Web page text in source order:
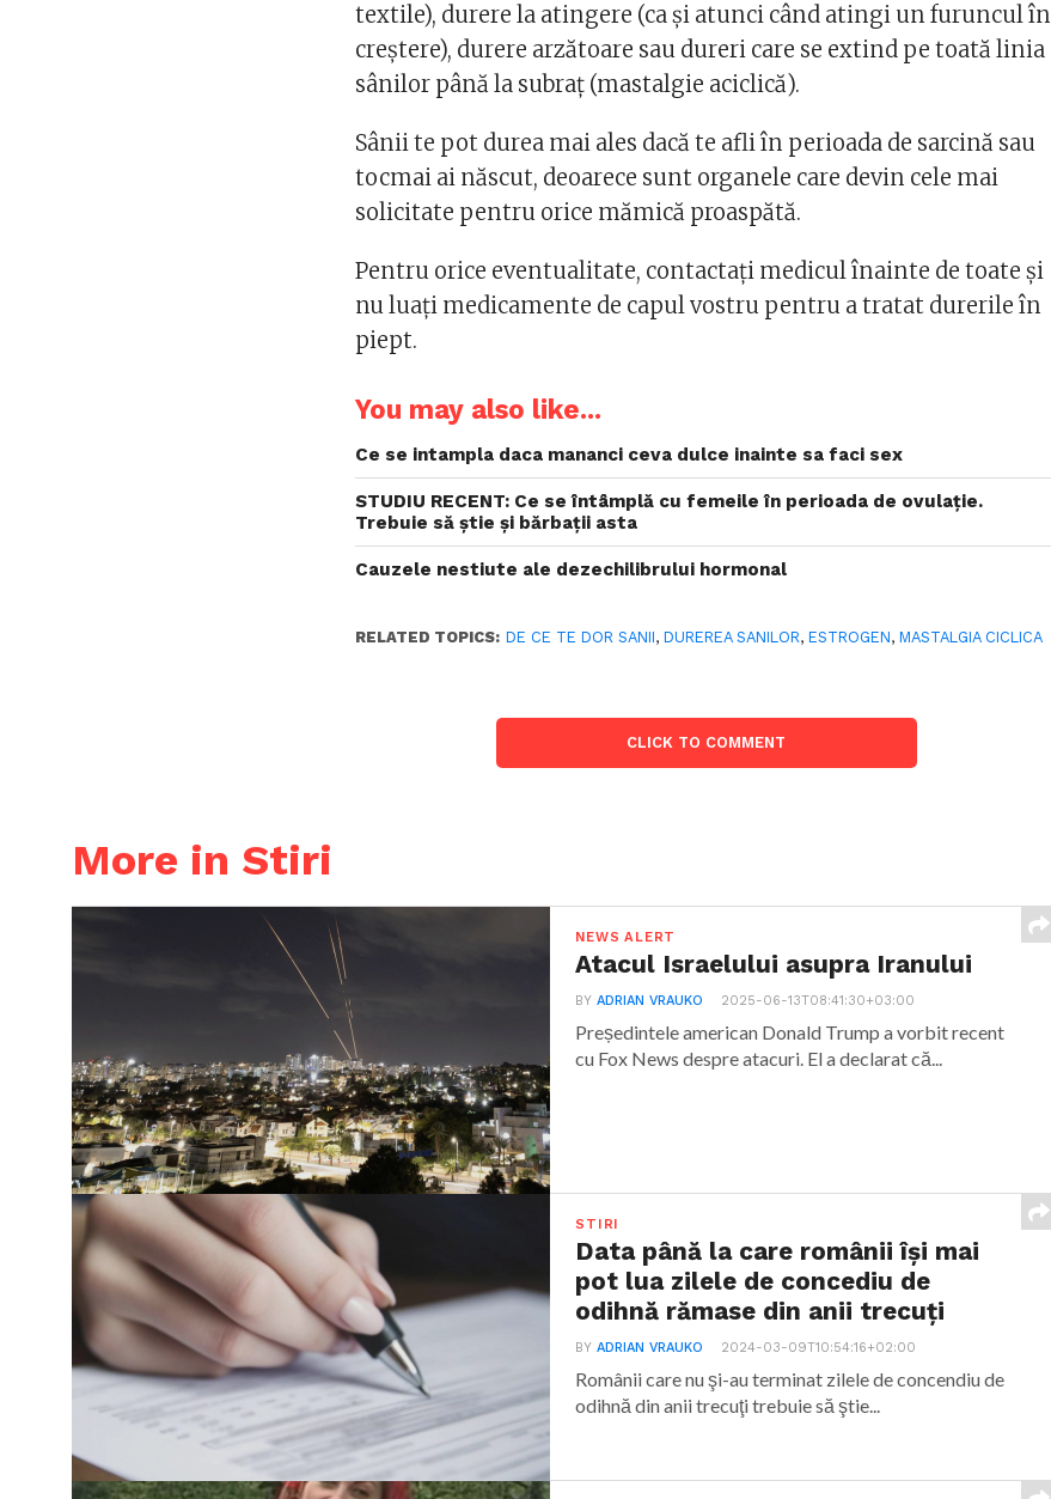
textile), durere la atingere (ca și atunci când atingi un furuncul în
creștere), durere arzătoare sau dureri care se extind pe toată linia
sânilor până la subraț (mastalgie aciclică).
Sânii te pot durea mai ales dacă te afli în perioada de sarcină sau
tocmai ai născut, deoarece sunt organele care devin cele mai
solicitate pentru orice mămică proaspătă.
Pentru orice eventualitate, contactați medicul înainte de toate și
nu luați medicamente de capul vostru pentru a tratat durerile în
piept.
You may also like...
Ce se intampla daca mananci ceva dulce inainte sa faci sex
STUDIU RECENT: Ce se întâmplă cu femeile în perioada de ovulație.
Trebuie să știe și bărbații asta
Cauzele nestiute ale dezechilibrului hormonal
RELATED TOPICS: DE CE TE DOR SANII,DUREREA SANILOR,ESTROGEN,MASTALGIA CICLICA
CLICK TO COMMENT
More in Stiri
NEWS ALERT
Atacul Israelului asupra Iranului
BYADRIAN VRAUKO 2025-06-13T08:41:30+03:00
Președintele american Donald Trump a vorbit recent
cu Fox News despre atacuri. El a declarat că...
STIRI
Data până la care românii îşi mai
pot lua zilele de concediu de
odihnă rămase din anii trecuţi
BYADRIAN VRAUKO 2024-03-09T10:54:16+02:00
Românii care nu şi-au terminat zilele de concendiu de
odihnă din anii trecuţi trebuie să ştie...